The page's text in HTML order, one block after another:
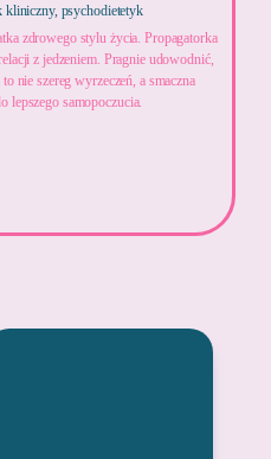
kliniczny, psychodietetyk
zdrowego stylu życia. Propagatorka
z jedzeniem. Pragnie udowodnić,
to nie szereg wyrzeczeń, a smaczna
lepszego samopoczucia.